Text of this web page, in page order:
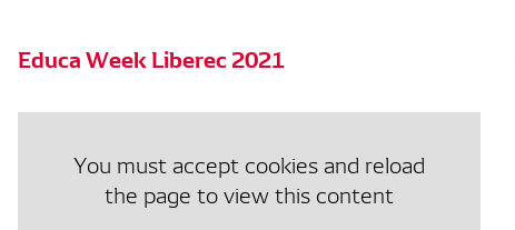
Educa Week Liberec 2021
You must accept cookies and reload
the page to view this content